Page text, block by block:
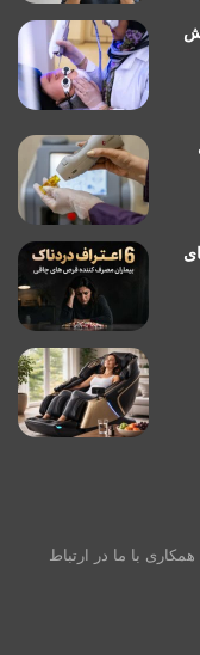
مشهد با ۳ روش
با ما در ارتباط